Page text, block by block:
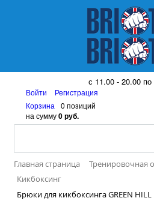
8 (917) 161
с 11.00 - 20.00
Войти
Регистрация
Корзина
0 позиций
на сумму0 руб.
Главная страница Тренировочная
Кикбоксинг
Брюки для кикбоксинга GREEN HILL